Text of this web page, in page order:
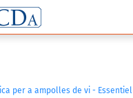
per a ampolles de vi - Essentiel